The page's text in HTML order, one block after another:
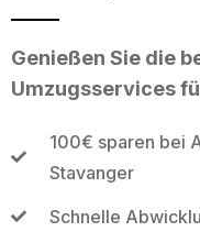
Genießen Sie die
Umzugsservices
100€ sparen bei
Stavanger
Schnelle